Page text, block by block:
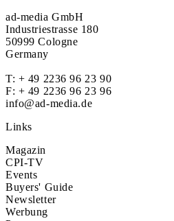
ad-media GmbH
Industriestrasse 180
50999 Cologne
Germany
T: + 49 2236 96 23 90
F: + 49 2236 96 23 96
info@ad-media.de
Links
Magazin
CPI-TV
Events
Buyers' Guide
Newsletter
Werbung